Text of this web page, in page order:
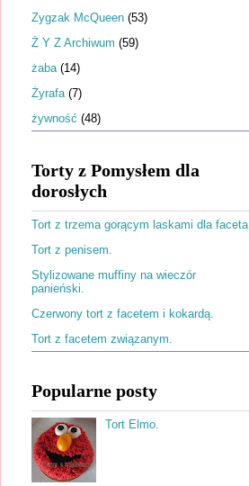
Zygzak McQueen (53)
Ż Y Z Archiwum (59)
żaba (14)
Żyrafa (7)
żywność (48)
Torty z Pomysłem dla
dorosłych
Tort z trzema gorącym laskami dla faceta.
Tort z penisem.
Stylizowane muffiny na wieczór
panieński.
Czerwony tort z facetem i kokardą.
Tort z facetem związanym.
Popularne posty
Tort Elmo.